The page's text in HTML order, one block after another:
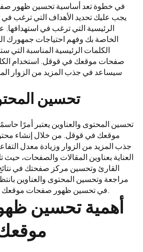
في خطوة تعد أساسية تحسين ظهور
يجب عليك تحديد الأهداف التي ترغب في
الرئيسية التي ترغب في
الخاصة بك وفهم احتياجات جمهورك
الكلمات الرئيسية المناسبة
صفحات موقعك في قوقل. استخدام
سيساعد في جذب المزيد من الزوار
تحسين
تحسين المحتوى والعناوين يعتبر أمرًا
موقعك في قوقل. من خلال إنشاء
جذب المزيد من الزوار وزيادة معدل
العناية بعناوين المقالات والصفحات،
القارئ وتحسين مركز صفحتك في
مراجعة وتحسين المحتوى والعناوين
في تحسين ظهور صفحات موقعك في محرك البحث قوقل.
أهمية تحسين